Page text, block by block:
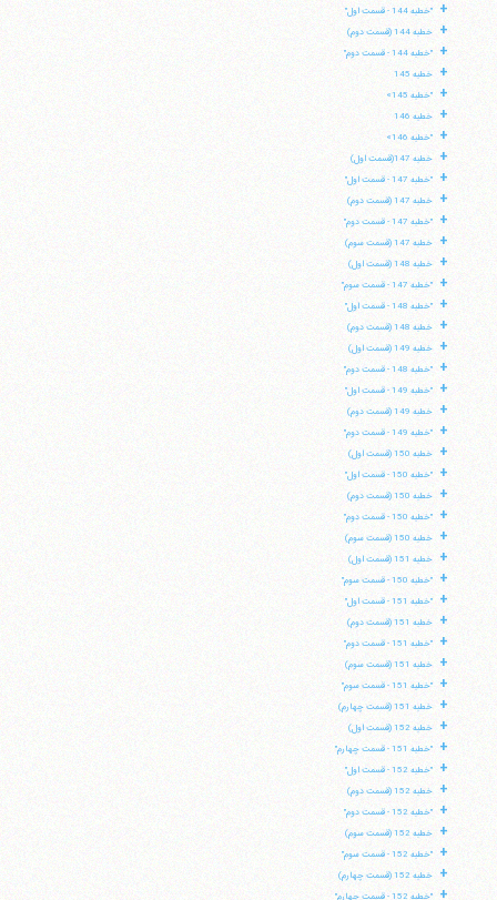
+ "خطبه 144 - قسمت اول"
+ خطبه 144 (قسمت دوم)
+ "خطبه 144 - قسمت دوم"
+ خطبه 145
+ "خطبه 145»
+ خطبه 146
+ "خطبه 146»
+ خطبه 147(قسمت اول)
+ "خطبه 147 - قسمت اول"
+ خطبه 147 (قسمت دوم)
+ "خطبه 147 - قسمت دوم"
+ خطبه 147 (قسمت سوم)
+ خطبه 148 (قسمت اول)
+ "خطبه 147 - قسمت سوم"
+ "خطبه 148 - قسمت اول"
+ خطبه 148 (قسمت دوم)
+ خطبه 149 (قسمت اول)
+ "خطبه 148 - قسمت دوم"
+ "خطبه 149 - قسمت اول"
+ خطبه 149 (قسمت دوم)
+ "خطبه 149 - قسمت دوم"
+ خطبه 150 (قسمت اول)
+ "خطبه 150 - قسمت اول"
+ خطبه 150 (قسمت دوم)
+ "خطبه 150 - قسمت دوم"
+ خطبه 150 (قسمت سوم)
+ خطبه 151 (قسمت اول)
+ "خطبه 150 - قسمت سوم"
+ "خطبه 151 - قسمت اول"
+ خطبه 151 (قسمت دوم)
+ "خطبه 151 - قسمت دوم"
+ خطبه 151 (قسمت سوم)
+ "خطبه 151 - قسمت سوم"
+ خطبه 151 (قسمت چهارم)
+ خطبه 152 (قسمت اول)
+ "خطبه 151 - قسمت چهارم"
+ "خطبه 152 - قسمت اول"
+ خطبه 152 (قسمت دوم)
+ "خطبه 152 - قسمت دوم"
+ خطبه 152 (قسمت سوم)
+ "خطبه 152 - قسمت سوم"
+ خطبه 152 (قسمت چهارم)
+ "خطبه 152 - قسمت چهارم"